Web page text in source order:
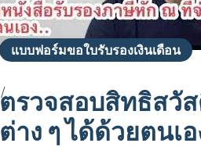
แบบฟอร์มขอใบรับรองเงินเดือน
ตรวจสอบสิทธิสวั
ต่าง ๆ ได้ด้วยตนเ